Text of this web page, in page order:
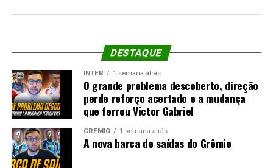
DESTAQUE
INTER 1 semana atrás
O grande problema descoberto, direção
perde reforço acertado e a mudança
que ferrou Victor Gabriel
GRÊMIO 1 semana atrás
A nova barca de saídas do Grêmio